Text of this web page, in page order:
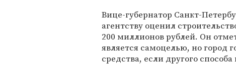
Вице-губернатор Санкт-
агентству оценил
200 миллионов рублей. Он
является самоцелью, но город
средства, если другого